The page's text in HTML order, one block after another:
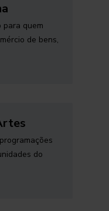
para quem
de bens,
do